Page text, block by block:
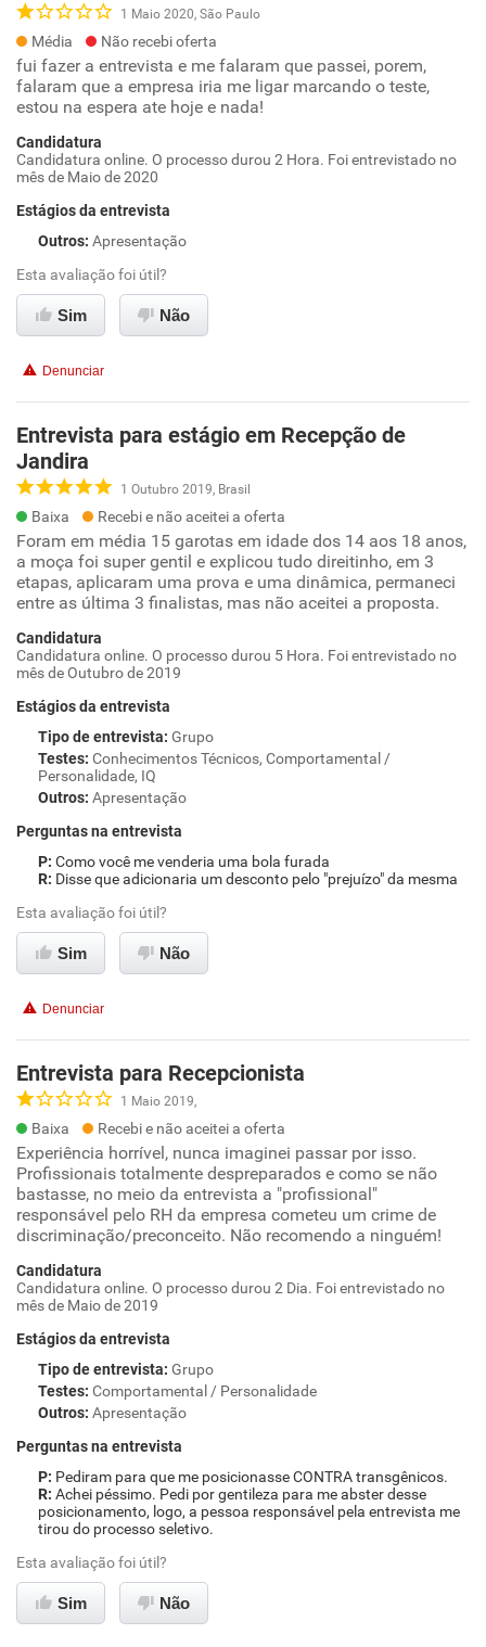
1 Maio 2020, São Paulo
Média Não recebi oferta
fui fazer a entrevista e me falaram que passei, porem,
falaram que a empresa iria me ligar marcando o teste,
estou na espera ate hoje e nada!
Candidatura
Candidatura online. O processo durou 2 Hora. Foi entrevistado no
mês de Maio de 2020
Estágios da entrevista
Outros: Apresentação
Esta avaliação foi útil?
Sim Não
Denunciar
Entrevista para estágio em Recepção de
Jandira
1 Outubro 2019, Brasil
Baixa Recebi e não aceitei a oferta
Foram em média 15 garotas em idade dos 14 aos 18 anos,
a moça foi super gentil e explicou tudo direitinho, em 3
etapas, aplicaram uma prova e uma dinâmica, permaneci
entre as última 3 finalistas, mas não aceitei a proposta.
Candidatura
Candidatura online. O processo durou 5 Hora. Foi entrevistado no
mês de Outubro de 2019
Estágios da entrevista
Tipo de entrevista: Grupo
Testes: Conhecimentos Técnicos, Comportamental /
Personalidade, IQ
Outros: Apresentação
Perguntas na entrevista
Como você me venderia uma bola furada
Disse que adicionaria um desconto pelo "prejuízo" da mesma
Esta avaliação foi útil?
Sim Não
Denunciar
Entrevista para Recepcionista
1 Maio 2019,
Baixa Recebi e não aceitei a oferta
Experiência horrível, nunca imaginei passar por isso.
Profissionais totalmente despreparados e como se não
bastasse, no meio da entrevista a "profissional"
responsável pelo RH da empresa cometeu um crime de
discriminação/preconceito. Não recomendo a ninguém!
Candidatura
Candidatura online. O processo durou 2 Dia. Foi entrevistado no
mês de Maio de 2019
Estágios da entrevista
Tipo de entrevista: Grupo
Testes: Comportamental / Personalidade
Outros: Apresentação
Perguntas na entrevista
Pediram para que me posicionasse CONTRA transgênicos.
Achei péssimo. Pedi por gentileza para me abster desse
posicionamento, logo, a pessoa responsável pela entrevista me
tirou do processo seletivo.
Esta avaliação foi útil?
Sim Não